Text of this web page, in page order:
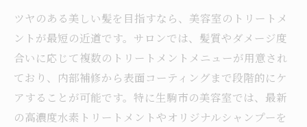
ト
髪に自信を持つ女性のための美容室活用術
美容室を活用して叶えるヘアスタイルの変
化
美容室で得られる自信と髪質の美しさの関
係
ツヤのある美しい髪を目指すなら、美容室のトリートメ
ントが最短の近道です。サロンでは、髪質やダメージ度
合いに応じて複数のトリートメントメニューが用意され
ており、内部補修から表面コーティングまで段階的にケ
アすることが可能です。特に生駒市の美容室では、最新
の高濃度水素トリートメントやオリジナルシャンプーを